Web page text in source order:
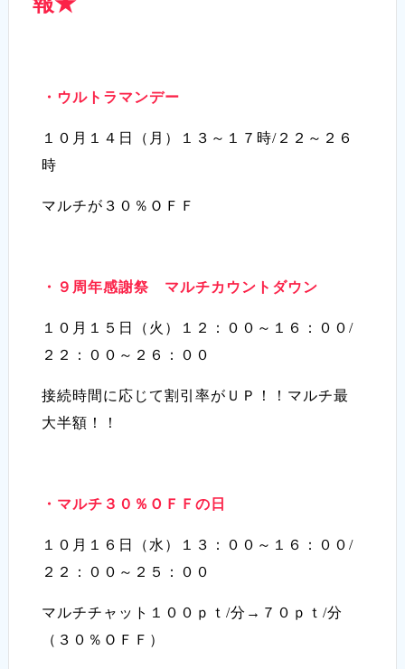
・ウルトラマンデー
１０月１４日（月）１３～１７時/２２～２６
時
マルチが３０％ＯＦＦ
・９周年感謝祭 マルチカウントダウン
１０月１５日（火）１２：００～１６：００/
２２：００～２６：００
接続時間に応じて割引率がＵＰ！！マルチ最
大半額！！
・マルチ３０％ＯＦＦの日
１０月１６日（水）１３：００～１６：００/
２２：００～２５：００
マルチチャット１００ｐｔ/分→７０ｐｔ/分
（３０％ＯＦＦ）